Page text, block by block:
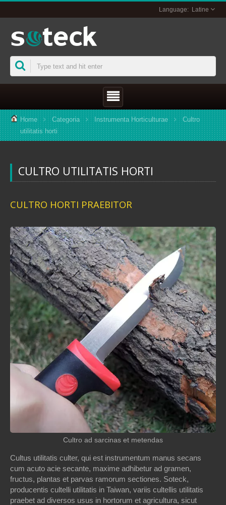
Latine
Home Categoria Instrumenta Horticulturae
Cultro
utilitatis horti
CULTRO UTILITATIS HORTI
CULTRO HORTI PRAEBITOR
Cultro ad sarcinas et metendas
Cultus utilitatis culter, qui est instrumentum manus secans
cum acuto acie secante, maxime adhibetur ad gramen,
fructus, plantas et parvas ramorum sectiones. Soteck,
producentis cultelli utilitatis in Taiwan, variis cultellis utilitatis
praebet ad diversos usus in hortorum et agricultura, sicut